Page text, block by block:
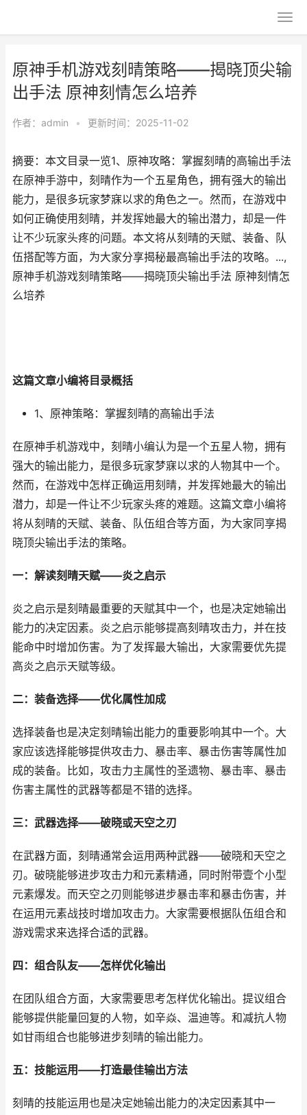
原神手机游戏刻晴策略——揭晓顶尖输
出手法 原神刻情怎么培养
作者： admin • 更新时间：2025-11-02
摘要：本文目录一览1、原神攻略：掌握刻晴的高输出手法
在原神手游中，刻晴作为一个五星角色，拥有强大的输出
能力，是很多玩家梦寐以求的角色之一。然而，在游戏中
如何正确使用刻晴，并发挥她最大的输出潜力，却是一件
让不少玩家头疼的问题。本文将从刻晴的天赋、装备、队
伍搭配等方面，为大家分享揭秘最高输出手法的攻略。...,
原神手机游戏刻晴策略——揭晓顶尖输出手法 原神刻情怎
么培养
这篇文章小编将目录概括
1、原神策略：掌握刻晴的高输出手法
在原神手机游戏中，刻晴小编认为是一个五星人物，拥有
强大的输出能力，是很多玩家梦寐以求的人物其中一个。
然而，在游戏中怎样正确运用刻晴，并发挥她最大的输出
潜力，却是一件让不少玩家头疼的难题。这篇文章小编将
将从刻晴的天赋、装备、队伍组合等方面，为大家同享揭
晓顶尖输出手法的策略。
一：解读刻晴天赋——炎之启示
炎之启示是刻晴最重要的天赋其中一个，也是决定她输出
能力的决定因素。炎之启示能够提高刻晴攻击力，并在技
能命中时增加伤害。为了发挥最大输出，大家需要优先提
高炎之启示天赋等级。
二：装备选择——优化属性加成
选择装备也是决定刻晴输出能力的重要影响其中一个。大
家应该选择能够提供攻击力、暴击率、暴击伤害等属性加
成的装备。比如，攻击力主属性的圣遗物、暴击率、暴击
伤害主属性的武器等都是不错的选择。
三：武器选择——破晓或天空之刃
在武器方面，刻晴通常会运用两种武器——破晓和天空之
刃。破晓能够进步攻击力和元素精通，同时附带壹个小型
元素爆发。而天空之刃则能够进步暴击率和暴击伤害，并
在运用元素战技时增加攻击力。大家需要根据队伍组合和
游戏需求来选择合适的武器。
四：组合队友——怎样优化输出
在团队组合方面，大家需要思考怎样优化输出。提议组合
能够提供能量回复的人物，如辛焱、温迪等。和减抗人物
如甘雨组合也能够进步刻晴的输出能力。
五：技能运用——打造最佳输出方法
刻晴的技能运用也是决定她输出能力的决定因素其中一